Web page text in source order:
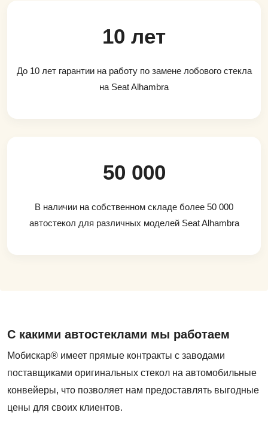
10 лет
До 10 лет гарантии на работу по замене лобового стекла
на Seat Alhambra
50 000
В наличии на собственном складе более 50 000
автостекол для различных моделей Seat Alhambra
С какими автостеклами мы работаем
Мобискар® имеет прямые контракты с заводами
поставщиками оригинальных стекол на автомобильные
конвейеры, что позволяет нам предоставлять выгодные
цены для своих клиентов.